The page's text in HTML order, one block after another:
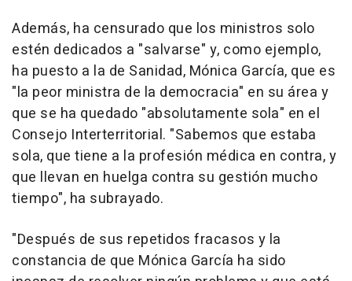
Además, ha censurado que los ministros solo
estén dedicados a "salvarse" y, como ejemplo,
ha puesto a la de Sanidad, Mónica García, que es
"la peor ministra de la democracia" en su área y
que se ha quedado "absolutamente sola" en el
Consejo Interterritorial. "Sabemos que estaba
sola, que tiene a la profesión médica en contra, y
que llevan en huelga contra su gestión mucho
tiempo", ha subrayado.
"Después de sus repetidos fracasos y la
constancia de que Mónica García ha sido